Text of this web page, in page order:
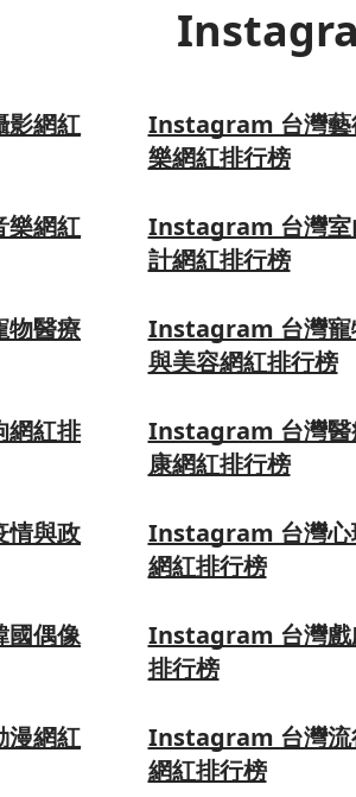
網紅
Instagram 台灣藝
樂網紅排行榜
網紅
Instagram 台灣室
計網紅排行榜
醫療
Instagram 台灣寵
與美容網紅排行榜
紅排
Instagram 台灣醫
康網紅排行榜
與政
Instagram 台灣心
網紅排行榜
偶像
Instagram 台灣戲
排行榜
網紅
Instagram 台灣流
網紅排行榜